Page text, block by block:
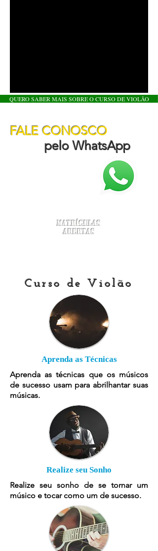
QUERO SABER MAIS SOBRE O CURSO DE VIOLÃO
FALE CONOSCO
pelo WhatsApp
Matrículas
Abertas
Curso de Violão
Aprenda as Técnicas
Aprenda as técnicas que os músicos
de sucesso usam para abrilhantar suas
músicas.
Realize seu Sonho
Realize seu sonho de se tornar um
músico e tocar como um de sucesso.